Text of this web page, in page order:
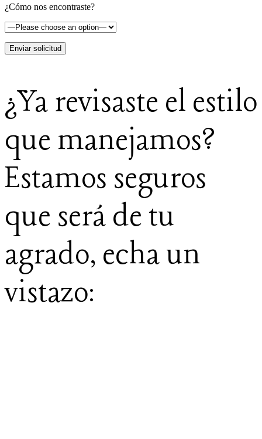
¿Cómo nos encontraste?
¿Ya revisaste el estilo
que manejamos?
Estamos seguros
que será de tu
agrado, echa un
vistazo: